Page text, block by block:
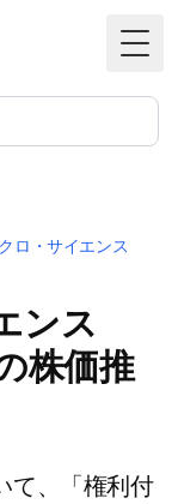
ロ・サイエンス
ンス
株価推
て、「権利付